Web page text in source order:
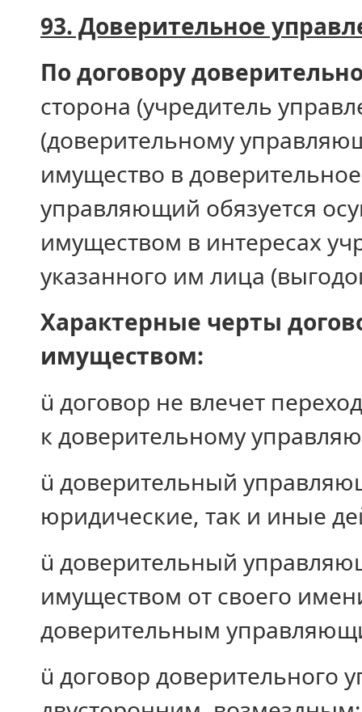
93. Доверительное
По договору
сторона (учредитель
(доверительному
имущество в
управляющий обязуется
имуществом в интересах
указанного им лица
Характерные черты
имуществом:
ü договор не влечет
к доверительному
ü доверительный
юридические, так и иные
ü доверительный
имуществом от своего
доверительным
ü договор доверительного